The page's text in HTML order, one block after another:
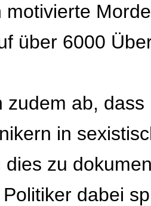
motivierte
über 6000
zudem ab,
in
dies zu
dabei